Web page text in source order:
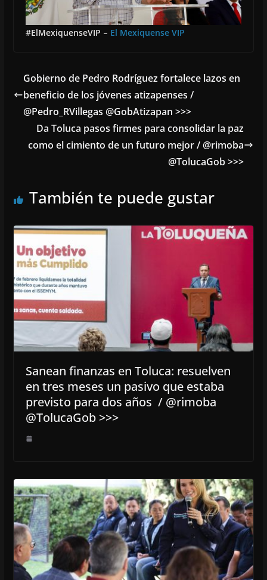
#ElMexiquenseVIP – El Mexiquense VIP
Gobierno de Pedro Rodríguez fortalece lazos en
beneficio de los jóvenes atizapenses /
@Pedro_RVillegas @GobAtizapan >>>
Da Toluca pasos firmes para consolidar la paz
como el cimiento de un futuro mejor / @rimoba
@TolucaGob >>>
También te puede gustar
Sanean finanzas en Toluca: resuelven
en tres meses un pasivo que estaba
previsto para dos años / @rimoba
@TolucaGob >>>